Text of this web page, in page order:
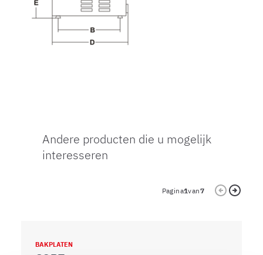
Andere producten die u mogelijk
interesseren
Pagina1van7
BAKPLATEN